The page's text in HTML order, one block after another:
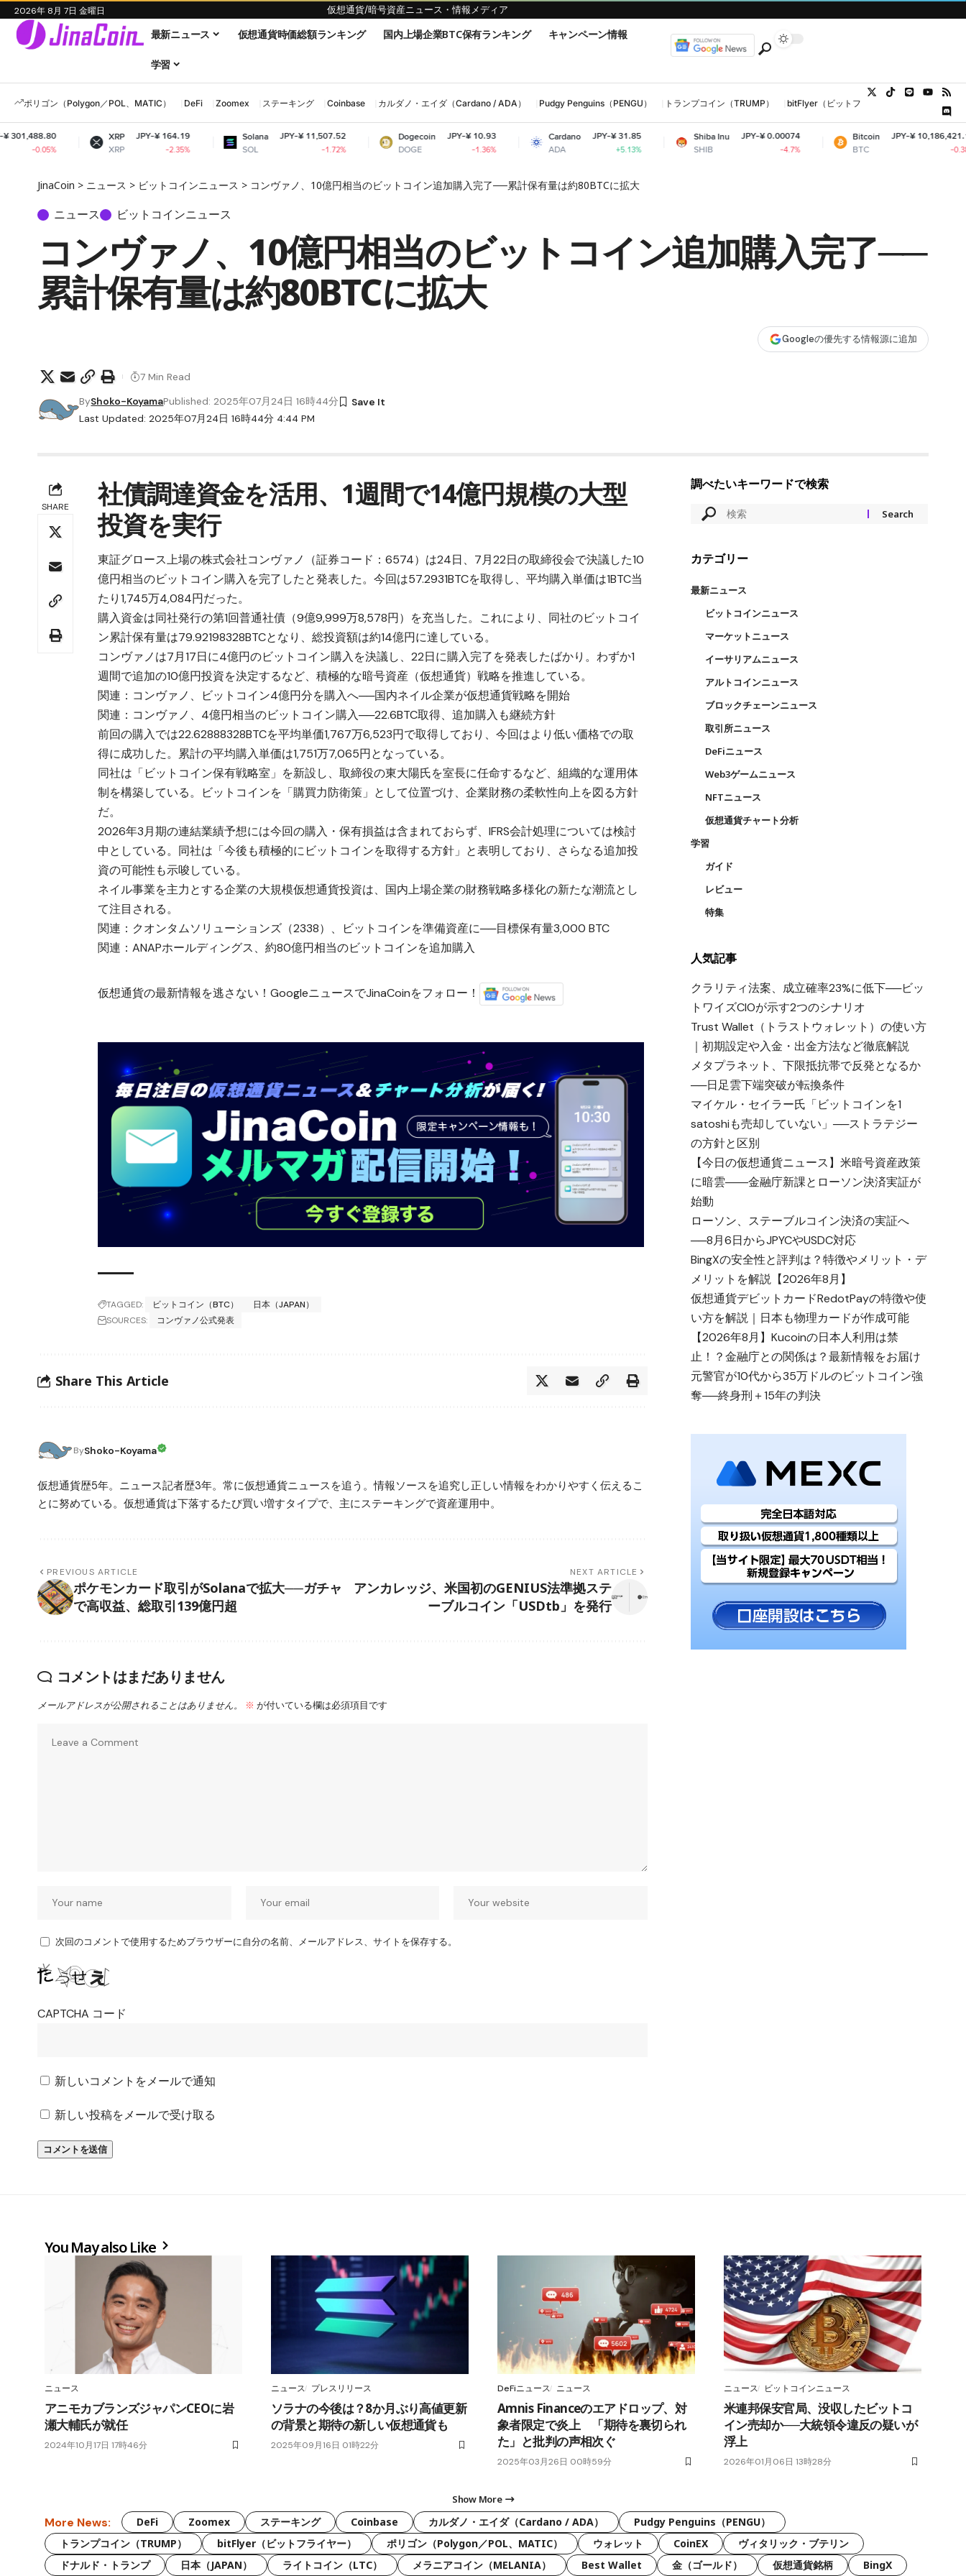
2026年 8月 7日 金曜日 仮想通貨/暗号資産ニュース・情報メディア
最新ニュース 仮想通貨時価総額ランキング 国内上場企業BTC保有ランキング キャンペーン情報
学習
ポリゴン（Polygon／POL、MATIC） DeFi Zoomex ステーキング Coinbase カルダノ・エイダ（Cardano / ADA） Pudgy Penguins（PENGU） トランプコイン（TRUMP） bitFlyer（ビットフライヤー）
XRP
XRP
JPY-¥ 164.19
-2.35%
Solana
SOL
JPY-¥ 11,507.52
-1.72%
Dogecoin
DOGE
JPY-¥ 10.93
-1.36%
Cardano
ADA
JPY-¥ 31.85
+5.13%
Shiba Inu
SHIB
JPY-¥ 0.00074
Bitcoin
BTC
JPY-¥ 10,186,421.10
JinaCoin > ニュース > ビットコインニュース > コンヴァノ、10億円相当のビットコイン追加購入完了──累計保有量は約80BTCに拡大
ニュース ビットコインニュース
コンヴァノ、10億円相当のビットコイン追加購入完了──
累計保有量は約80BTCに拡大
Googleの優先する情報源に追加
Last Updated: 2025年07月24日 16時44分 4:44 PM
ByShoko-KoyamaPublished: 2025年07月24日 16時44分
7 Min Read
SHARE
社債調達資金を活用、1週間で14億円規模の大型
投資を実行
東証グロース上場の株式会社コンヴァノ（証券コード：6574）は24日、7月22日の取締役会で決議した10
億円相当のビットコイン購入を完了したと発表した。今回は57.2931BTCを取得し、平均購入単価は1BTC当
たり1,745万4,084円だった。
購入資金は同社発行の第1回普通社債（9億9,999万8,578円）を充当した。これにより、同社のビットコイ
ン累計保有量は79.92198328BTCとなり、総投資額は約14億円に達している。
コンヴァノは7月17日に4億円のビットコイン購入を決議し、22日に購入完了を発表したばかり。わずか1
週間で追加の10億円投資を決定するなど、積極的な暗号資産（仮想通貨）戦略を推進している。
関連： コンヴァノ、ビットコイン4億円分を購入へ──国内ネイル企業が仮想通貨戦略を開始
関連： コンヴァノ、4億円相当のビットコイン購入──22.6BTC取得、追加購入も継続方針
前回の購入では22.62888328BTCを平均単価1,767万6,523円で取得しており、今回はより低い価格での取
得に成功した。累計の平均購入単価は1,751万7,065円となっている。
同社は「ビットコイン保有戦略室」を新設し、取締役の東大陽氏を室長に任命するなど、組織的な運用体
制を構築している。ビットコインを「購買力防衛策」として位置づけ、企業財務の柔軟性向上を図る方針
だ。
2026年3月期の連結業績予想には今回の購入・保有損益は含まれておらず、IFRS会計処理については検討
中としている。同社は「今後も積極的にビットコインを取得する方針」と表明しており、さらなる追加投
資の可能性も示唆している。
ネイル事業を主力とする企業の大規模仮想通貨投資は、国内上場企業の財務戦略多様化の新たな潮流とし
て注目される。
関連： クオンタムソリューションズ（2338）、ビットコインを準備資産に──目標保有量3,000 BTC
関連：ANAPホールディングス、約80億円相当のビットコインを追加購入
仮想通貨の最新情報を逃さない！GoogleニュースでJinaCoinをフォロー！
TAGGED: ビットコイン（BTC）
日本（JAPAN）
SOURCES:
コンヴァノ公式発表
Share This Article
ByShoko-Koyama
仮想通貨歴5年。ニュース記者歴3年。常に仮想通貨ニュースを追う。情報ソースを追究し正しい情報をわかりやすく伝えるこ
とに努めている。仮想通貨は下落するたび買い増すタイプで、主にステーキングで資産運用中。
PREVIOUS ARTICLE
ポケモンカード取引がSolanaで拡大──ガチャ
で高収益、総取引139億円超
NEXT ARTICLE
アンカレッジ、米国初のGENIUS法準拠ステ
ーブルコイン「USDtb」を発行
コメントはまだありません
メールアドレスが公開されることはありません。 ※ が付いている欄は必須項目です
次回のコメントで使用するためブラウザーに自分の名前、メールアドレス、サイトを保存する。
CAPTCHA コード
新しいコメントをメールで通知
新しい投稿をメールで受け取る
調べたいキーワードで検索
カテゴリー
最新ニュース
ビットコインニュース
マーケットニュース
イーサリアムニュース
アルトコインニュース
ブロックチェーンニュース
取引所ニュース
DeFiニュース
Web3ゲームニュース
NFTニュース
仮想通貨チャート分析
学習
ガイド
レビュー
特集
人気記事
クラリティ法案、成立確率23%に低下──ビッ
トワイズCIOが示す2つのシナリオ
Trust Wallet（トラストウォレット）の使い方
｜初期設定や入金・出金方法など徹底解説
メタプラネット、下限抵抗帯で反発となるか
──日足雲下端突破が転換条件
マイケル・セイラー氏「ビットコインを1
satoshiも売却していない」──ストラテジー
の方針と区別
【今日の仮想通貨ニュース】米暗号資産政策
に暗雲――金融庁新課とローソン決済実証が
始動
ローソン、ステーブルコイン決済の実証へ
──8月6日からJPYCやUSDC対応
BingXの安全性と評判は？特徴やメリット・デ
メリットを解説【2026年8月】
仮想通貨デビットカードRedotPayの特徴や使
い方を解説｜日本も物理カードが作成可能
【2026年8月】Kucoinの日本人利用は禁
止！？金融庁との関係は？最新情報をお届け
元警官が10代から35万ドルのビットコイン強
奪──終身刑＋15年の判決
You May also Like
ニュース
アニモカブランズジャパンCEOに岩
瀬大輔氏が就任
2024年10月17日 17時46分
ニュース プレスリリース
ソラナの今後は？8か月ぶり高値更新
の背景と期待の新しい仮想通貨も
2025年09月16日 01時22分
DeFiニュース ニュース
Amnis Financeのエアドロップ、対
象者限定で炎上 「期待を裏切られ
た」と批判の声相次ぐ
2025年03月26日 00時59分
ニュース ビットコインニュース
米連邦保安官局、没収したビットコ
イン売却か──大統領令違反の疑いが
浮上
2026年01月06日 13時28分
Show More
More News: DeFi Zoomex ステーキング Coinbase カルダノ・エイダ（Cardano / ADA）
Pudgy Penguins（PENGU）
トランプコイン（TRUMP）
bitFlyer（ビットフライヤー） ポリゴン（Polygon／POL、MATIC） ウォレット CoinEX
ヴィタリック・ブテリン
ドナルド・トランプ
日本（JAPAN） ライトコイン（LTC） メラニアコイン（MELANIA） Best Wallet 金（ゴールド） 仮想通貨銘柄 BingX